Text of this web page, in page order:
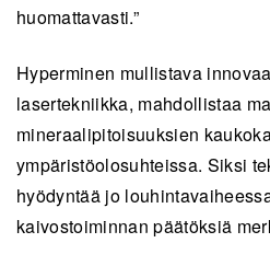
huomattavasti.”
Hyperminen mullistava
lasertekniikka, mahdollistaa
mineraalipitoisuuksien
ympäristöolosuhteissa. Siksi
hyödyntää jo
kaivostoiminnan päätöksiä